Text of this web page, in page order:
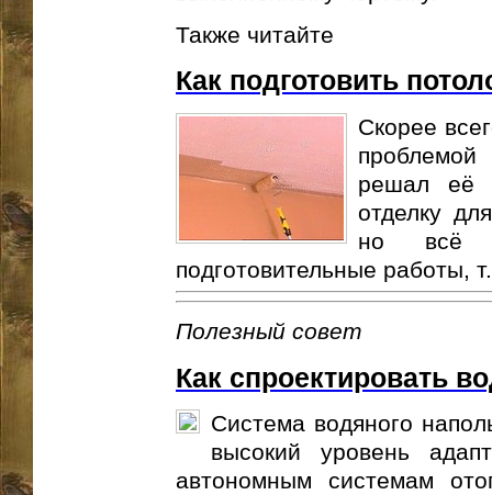
Также читайте
Как подготовить
Скорее
решал её
отделку
но всё
подготовительные работы,
Полезный совет
Как спроектировать
Система водяного
высокий уровень
автономным системам